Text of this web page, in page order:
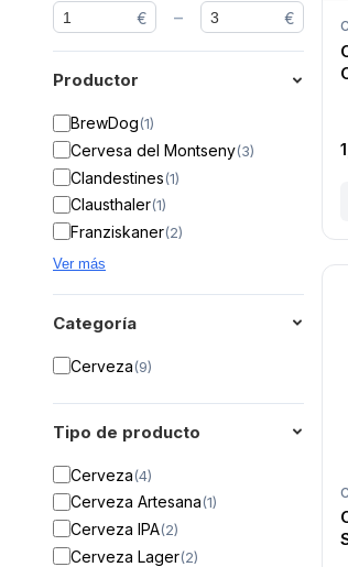
€ – €
Productor
BrewDog(1)
Cervesa del Montseny(3)
Clandestines(1)
Clausthaler(1)
Franziskaner(2)
Ver más
Categoría
Cerveza(9)
Tipo de producto
Cerveza(4)
Cerveza Artesana(1)
Cerveza IPA(2)
Cerveza Lager(2)